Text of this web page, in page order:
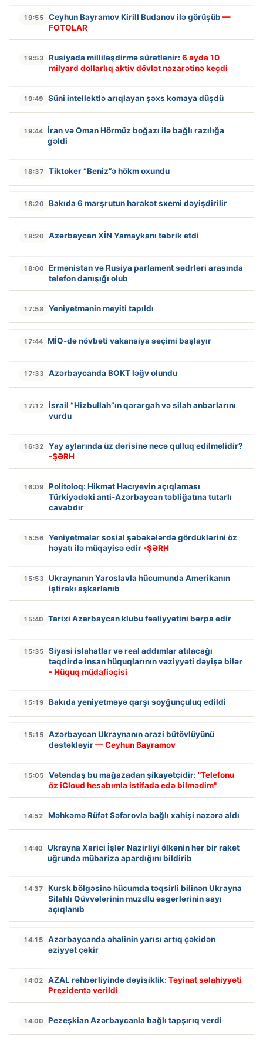
19:55 Ceyhun Bayramov Kirill Budanov ilə görüşüb —
FOTOLAR
19:53 Rusiyada milliləşdirmə sürətlənir: 6 ayda 10
milyard dollarlıq aktiv dövlət nəzarətinə keçdi
19:49 Süni intellektlə arıqlayan şəxs komaya düşdü
19:44 İran və Oman Hörmüz boğazı ilə bağlı razılığa
gəldi
18:37 Tiktoker “Beniz”ə hökm oxundu
18:20 Bakıda 6 marşrutun hərəkət sxemi dəyişdirilir
18:20 Azərbaycan XİN Yamaykanı təbrik etdi
18:00
Ermənistan və Rusiya parlament sədrləri arasında
telefon danışığı olub
17:58 Yeniyetmənin meyiti tapıldı
17:44 MİQ-də növbəti vakansiya seçimi başlayır
17:33 Azərbaycanda BOKT ləğv olundu
17:12
İsrail “Hizbullah”ın qərargah və silah anbarlarını
vurdu
16:32
Yay aylarında üz dərisinə necə qulluq edilməlidir?
-ŞƏRH
16:09
Politoloq: Hikmət Hacıyevin açıqlaması
Türkiyədəki anti-Azərbaycan təbliğatına tutarlı
cavabdır
15:56
Yeniyetmələr sosial şəbəkələrdə gördüklərini öz
həyatı ilə müqayisə edir -ŞƏRH
15:53
Ukraynanın Yaroslavla hücumunda Amerikanın
iştirakı aşkarlanıb
15:40 Tarixi Azərbaycan klubu fəaliyyətini bərpa edir
15:35
Siyasi islahatlar və real addımlar atılacağı
təqdirdə insan hüquqlarının vəziyyəti dəyişə bilər
- Hüquq müdafiəçisi
15:19 Bakıda yeniyetməyə qarşı soyğunçuluq edildi
15:15
Azərbaycan Ukraynanın ərazi bütövlüyünü
dəstəkləyir— Ceyhun Bayramov
15:05 Vətəndaş bu mağazadan şikayətçidir: "Telefonu
öz iCloud hesabımla istifadə edə bilmədim"
14:52 Məhkəmə Rüfət Səfərovla bağlı xahişi nəzərə aldı
14:40
Ukrayna Xarici İşlər Nazirliyi ölkənin hər bir raket
uğrunda mübarizə apardığını bildirib
14:37
Kursk bölgəsinə hücumda təqsirli bilinən Ukrayna
Silahlı Qüvvələrinin muzdlu əsgərlərinin sayı
açıqlanıb
14:15
Azərbaycanda əhalinin yarısı artıq çəkidən
əziyyət çəkir
14:02 AZAL rəhbərliyində dəyişiklik: Təyinat səlahiyyəti
Prezidentə verildi
14:00 Pezeşkian Azərbaycanla bağlı tapşırıq verdi